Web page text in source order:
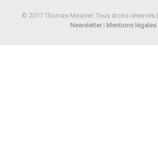
© 2017 Thomas Mesnier. Tous droits réservés |
Newsletter | Mentions légales